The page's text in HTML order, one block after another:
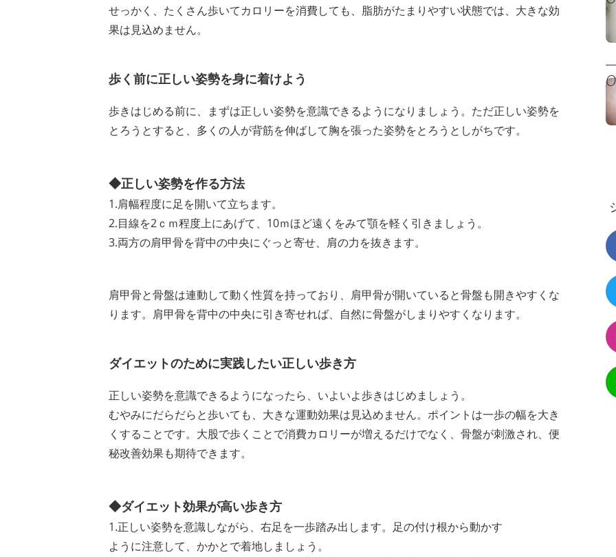
せっかく、たくさん歩いてカロリーを消費しても、脂肪がたまりやすい状態では、大きな効
果は見込めません。
歩く前に正しい姿勢を身に着けよう
歩きはじめる前に、まずは正しい姿勢を意識できるようになりましょう。ただ正しい姿勢を
とろうとすると、多くの人が背筋を伸ばして胸を張った姿勢をとろうとしがちです。
◆正しい姿勢を作る方法
1.肩幅程度に足を開いて立ちます。
2.目線を2ｃｍ程度上にあげて、10ｍほど遠くをみて顎を軽く引きましょう。
3.両方の肩甲骨を背中の中央にぐっと寄せ、肩の力を抜きます。
肩甲骨と骨盤は連動して動く性質を持っており、肩甲骨が開いていると骨盤も開きやすくな
ります。肩甲骨を背中の中央に引き寄せれば、自然に骨盤がしまりやすくなります。
ダイエットのために実践したい正しい歩き方
正しい姿勢を意識できるようになったら、いよいよ歩きはじめましょう。
むやみにだらだらと歩いても、大きな運動効果は見込めません。ポイントは一歩の幅を大き
くすることです。大股で歩くことで消費カロリーが増えるだけでなく、骨盤が刺激され、便
秘改善効果も期待できます。
◆ダイエット効果が高い歩き方
1.正しい姿勢を意識しながら、右足を一歩踏み出します。足の付け根から動かす
ように注意して、かかとで着地しましょう。